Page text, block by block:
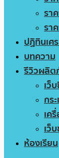
รา
รา
ปฏิทินเศ
บทความ
รีวิวผลิ
เว็
กร
เค
เว็
ห้องเรียน